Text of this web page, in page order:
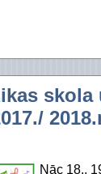
skola
Nāc 18.,